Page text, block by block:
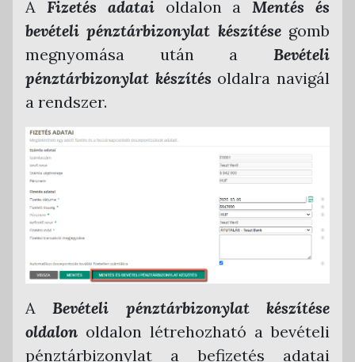
A Fizetés adatai oldalon a Mentés és
bevételi pénztárbizonylat készítése gomb
megnyomása után a Bevételi
pénztárbizonylat készítés oldalra navigál
a rendszer.
ABevételi pénztárbizonylat készítése
oldalon oldalon létrehozható a bevételi
pénztárbizonylat a befizetés adatai